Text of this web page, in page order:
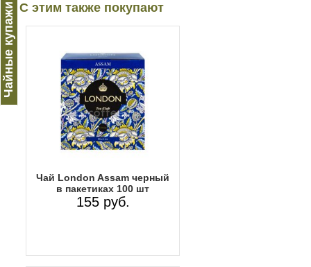
Чайные купажи С этим также покупают
Чай London Assam черный
в пакетиках 100 шт
155 руб.